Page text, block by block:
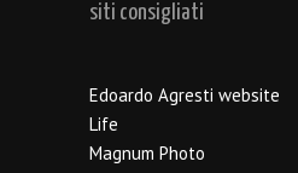
siti consigliati
Edoardo Agresti website
Life
Magnum Photo